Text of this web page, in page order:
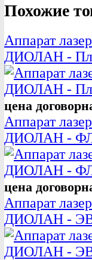
Похожие
Аппарат
ДИОЛАН -
цена
Аппарат
ДИОЛАН -
цена
Аппарат
ДИОЛАН -